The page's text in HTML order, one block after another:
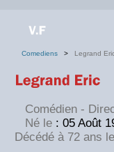
Comediens > Legrand
Comédien -
Né le : 05 Août
Décédé à 72 ans le